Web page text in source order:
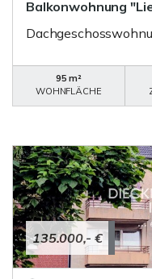
Balkonwohnung
95 m²
WOHNFLÄCHE
135.000,- €